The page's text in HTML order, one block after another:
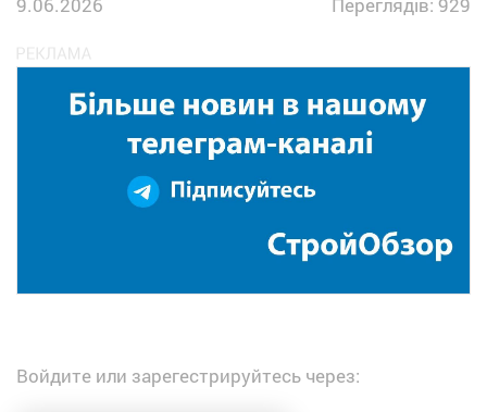
Войдите или зарегестрируйтесь через: